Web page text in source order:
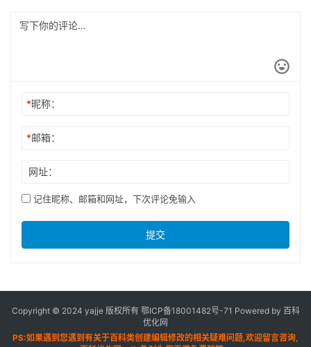
*昵称：
*邮箱：
网址：
记住昵称、邮箱和网址，下次评论免输入
提交
Copyright © 2024 yajje 版权所有鄂ICP备18001482号-71 Powered by 百科
优化网
PS:如果遇到您遇到有关于百科类创建编辑修改的相关疑难问题,欢迎留言咨询,